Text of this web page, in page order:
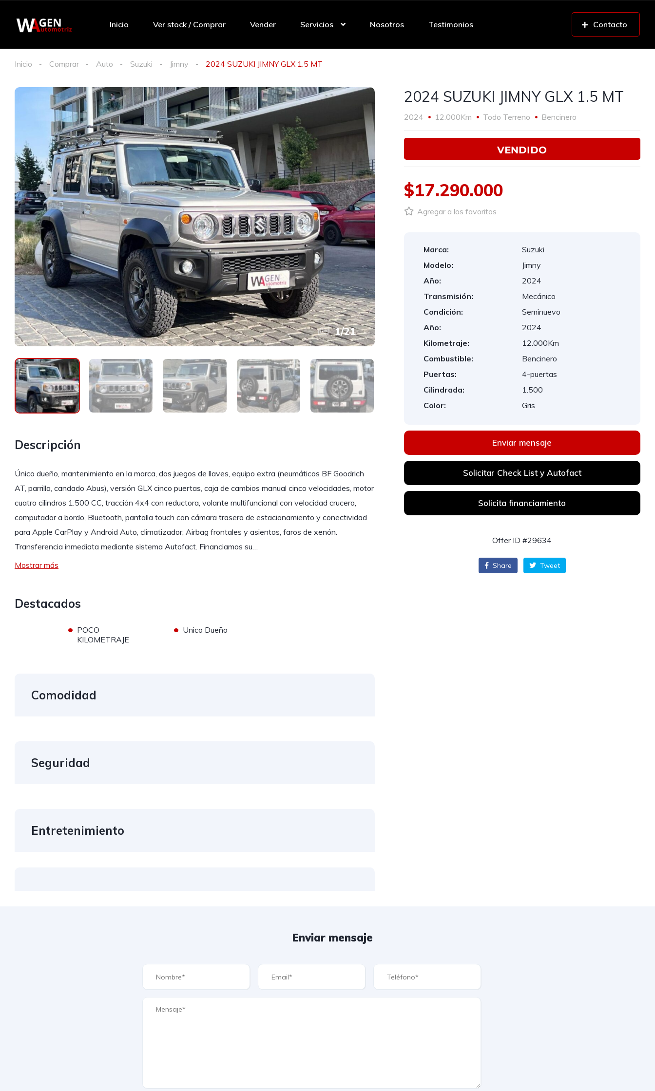
Inicio Ver stock / Comprar Vender Servicios Nosotros Testimonios Contacto
Inicio Comprar Auto Suzuki Jimny 2024 SUZUKI JIMNY GLX 1.5 MT
1/21
Descripción
Único dueño, mantenimiento en la marca, dos juegos de llaves, equipo extra (neumáticos BF Goodrich
AT, parrilla, candado Abus), versión GLX cinco puertas, caja de cambios manual cinco velocidades, motor
cuatro cilindros 1.500 CC, tracción 4x4 con reductora, volante multifuncional con velocidad crucero,
computador a bordo, Bluetooth, pantalla touch con cámara trasera de estacionamiento y conectividad
para Apple CarPlay y Android Auto, climatizador, Airbag frontales y asientos, faros de xenón.
Transferencia inmediata mediante sistema Autofact. Financiamos su…
Mostrar más
Destacados
• POCO
KILOMETRAJE
• Unico Dueño
Comodidad
Seguridad
Entretenimiento
2024 SUZUKI JIMNY GLX 1.5 MT
2024 12.000Km Todo Terreno Bencinero
VENDIDO
$17.290.000
Agregar a los favoritos
Marca:
Suzuki
Modelo:
Jimny
Año:
2024
Transmisión:
Mecánico
Condición:
Seminuevo
Año:
2024
Kilometraje:
12.000Km
Combustible:
Bencinero
Puertas:
4-puertas
Cilindrada:
1.500
Color:
Gris
Enviar mensaje
Solicitar Check List y Autofact
Solicita financiamiento
Offer ID #29634
Share Tweet
Enviar mensaje